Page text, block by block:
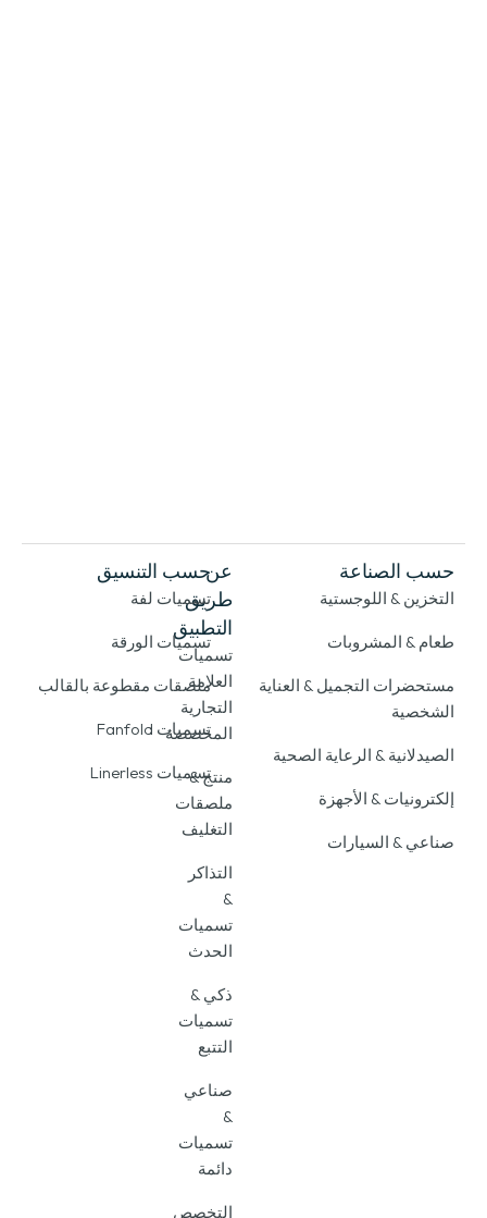
حسب الصناعة
التخزين & اللوجستية
طعام & المشروبات
مستحضرات التجميل & العناية
الشخصية
الصيدلانية & الرعاية الصحية
إلكترونيات & الأجهزة
صناعي & السيارات
عن
طريق
التطبيق
تسميات
العلامة
التجارية
المخصصة
منتج &
ملصقات
التغليف
التذاكر
&
تسميات
الحدث
ذكي &
تسميات
التتبع
صناعي
&
تسميات
دائمة
التخصص
حسب التنسيق
تسميات لفة
تسميات الورقة
ملصقات مقطوعة بالقالب
تسميات Fanfold
تسميات Linerless